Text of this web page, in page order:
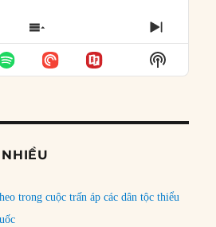
SHOW
EPISODES
LIST
NEXT
Show
Podcast
trong cuộc trấn áp các dân tộc thiểu